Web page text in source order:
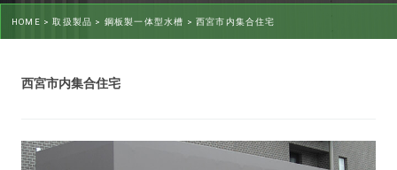
HOME >取扱製品 > 鋼板製一体型水槽 >西宮市内集合住宅
西宮市内集合住宅